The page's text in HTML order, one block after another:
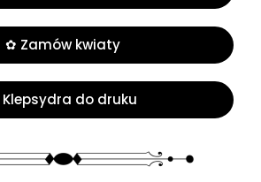
✿ Zamów kwiaty
Klepsydra do druku